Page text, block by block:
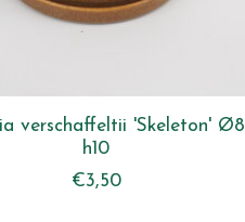
verschaffeltii 'Skeleton' Ø8
h10
€3,50